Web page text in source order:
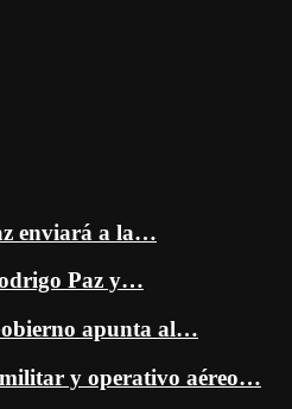
enviará a la…
Paz y…
apunta al…
y operativo aéreo…